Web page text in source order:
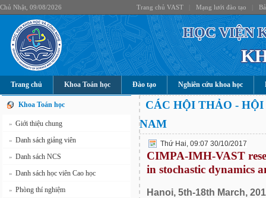
Chủ Nhật, 09/08/2026 Trang chủ VAST Mạng lưới đào tạo
HỌC VIỆN
Trang chủ Khoa Toán học Đào tạo Nghiên cứu khoa học
Khoa Toán học
» Giới thiệu chung
» Danh sách giảng viên
» Danh sách NCS
» Danh sách học viên Cao học
» Phòng thí nghiệm
CÁC HỘI THẢO -
NAM
Thứ Hai, 09:07 30/10/2017
CIMPA-IMH-VAST
in stochastic dynamics
Hanoi, 5th-18th March,